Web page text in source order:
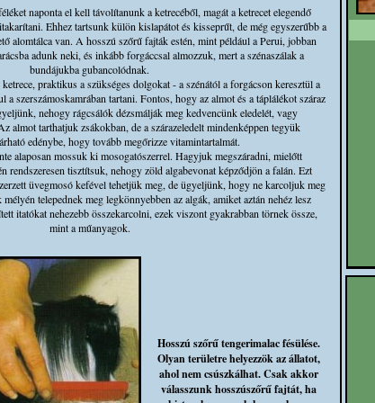
naponta el kell távolítanunk a ketrecéből, magát a ketrecet elegendő
Ehhez tartsunk külön kislapátot és kisseprűt, de még egyszerűbb a
alomtálca van. A hosszú szőrű fajták estén, mint például a Perui, jobban
adunk neki, és inkább forgáccsal almozzuk, mert a szénaszálak a
bundájukba gubancolódnak.
praktikus a szükséges dolgokat - a szénától a forgácson keresztül a
a szerszámoskamrában tartani. Fontos, hogy az almot és a táplálékot száraz
nehogy rágcsálók dézsmálják meg kedvencünk eledelét, vagy
almot tarthatjuk zsákokban, de a szárazeledelt mindenképpen tegyük
edénybe, hogy tovább megőrizze vitamintartalmát.
alaposan mossuk ki mosogatószerrel. Hagyjuk megszáradni, mielőtt
rendszeresen tisztítsuk, nehogy zöld algabevonat képződjön a falán. Ezt
üvegmosó kefével tehetjük meg, de ügyeljünk, hogy ne karcoljuk meg
telepednek meg legkönnyebben az algák, amiket aztán nehéz lesz
itatókat nehezebb összekarcolni, ezek viszont gyakrabban törnek össze,
mint a műanyagok.
Hosszú szőrű tengerimalac fésülése.
Olyan területre helyezzök az állatot,
ahol nem csúszkálhat. Csak akkor
válasszunk hosszúszőrű fajtát, ha